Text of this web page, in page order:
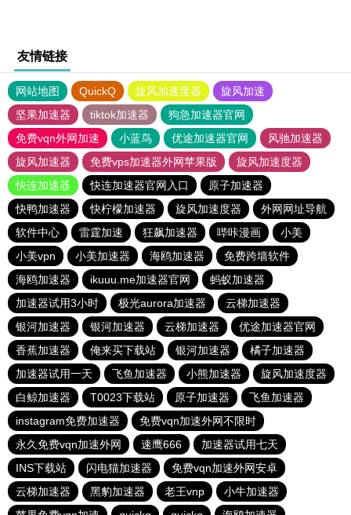
友情链接
网站地图 QuickQ 旋风加速度器
旋风加速
坚果加速器
tiktok加速器
狗急加速器官网
免费vqn外网加速
小蓝鸟 优途加速器官网
风驰加速器
旋风加速器
免费vps加速器外网苹果版
旋风加速度器
快连加速器
快连加速器官网入口
原子加速器
快鸭加速器
快柠檬加速器 旋风加速度器
外网网址导航
软件中心
雷霆加速 狂飙加速器 哔咔漫画
小美
小美vpn
小美加速器 海鸥加速器
免费跨墙软件
海鸥加速器
ikuuu.me加速器官网
蚂蚁加速器
加速器试用3小时
极光aurora加速器
云梯加速器
银河加速器
银河加速器 云梯加速器
优途加速器官网
香蕉加速器
俺来买下载站 银河加速器
橘子加速器
加速器试用一天
飞鱼加速器 小熊加速器
旋风加速度器
白鲸加速器
T0023下载站 原子加速器
飞鱼加速器
instagram免费加速器
免费vqn加速外网不限时
永久免费vqn加速外网
速鹰666
加速器试用七天
INS下载站
闪电猫加速器
免费vqn加速外网安卓
云梯加速器
黑豹加速器 老王vnp
小牛加速器